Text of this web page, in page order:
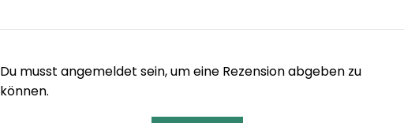
Du musst angemeldet sein, um eine Rezension abgeben zu
können.